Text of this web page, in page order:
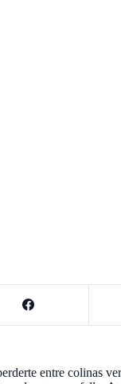
entre colinas